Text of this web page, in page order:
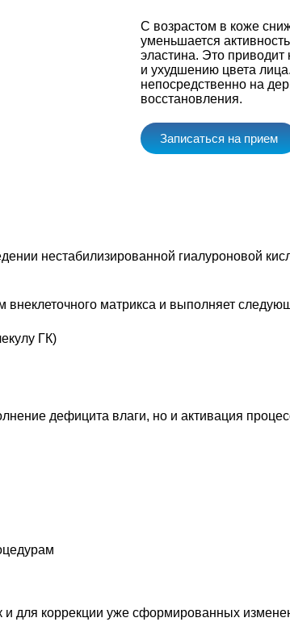
С возрастом в коже
уменьшается
эластина. Это
и ухудшению цвета
непосредственно на
восстановления.
Записаться на прием
нестабилизированной гиалуроновой
матрикса и выполняет
ГК)
дефицита влаги, но и активация
и для коррекции уже сформированных